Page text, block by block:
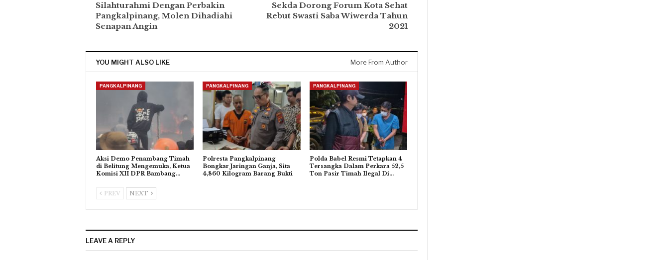
Silahturahmi Dengan Perbakin
Pangkalpinang, Molen Dihadiahi
Senapan Angin
Sekda Dorong Forum Kota Sehat
Rebut Swasti Saba Wiwerda Tahun
2021
YOU MIGHT ALSO LIKE More From Author
PANGKALPINANG
Aksi Demo Penambang Timah
di Belitung Mengemuka, Ketua
Komisi XII DPR Bambang…
PANGKALPINANG
Polresta Pangkalpinang
Bongkar Jaringan Ganja, Sita
4,860 Kilogram Barang Bukti
PANGKALPINANG
Polda Babel Resmi Tetapkan 4
Tersangka Dalam Perkara 52,5
Ton Pasir Timah Ilegal Di…
PREV NEXT
LEAVE A REPLY